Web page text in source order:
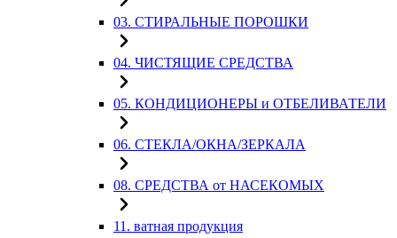
03. СТИРАЛЬНЫЕ ПОРОШКИ
04. ЧИСТЯЩИЕ СРЕДСТВА
05. КОНДИЦИОНЕРЫ и ОТБЕЛИВАТЕЛИ
06. СТЕКЛА/ОКНА/ЗЕРКАЛА
08. СРЕДСТВА от НАСЕКОМЫХ
11. ватная продукция